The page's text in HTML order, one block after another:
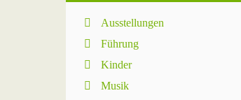
Ausstellungen
Führung
Kinder
Musik